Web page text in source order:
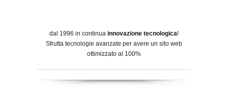
dal 1996 in continua innovazione tecnologica!
Sfrutta tecnologie avanzate per avere un sito web
ottimizzato al 100%